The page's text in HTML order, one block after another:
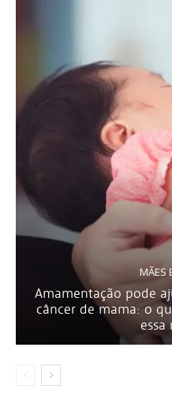
MÃES
Amamentação pode
câncer de mama: o
essa